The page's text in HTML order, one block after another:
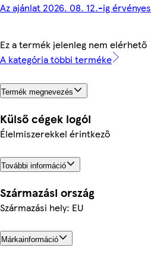
Az ajánlat 2026. 08. 12.-ig érvényes
Ez a termék jelenleg nem elérhető
A kategória többi terméke
Termék megnevezés
Külső cégek logói
Élelmiszerekkel érintkező
További információ
Származási ország
Származási hely: EU
Márkainformáció